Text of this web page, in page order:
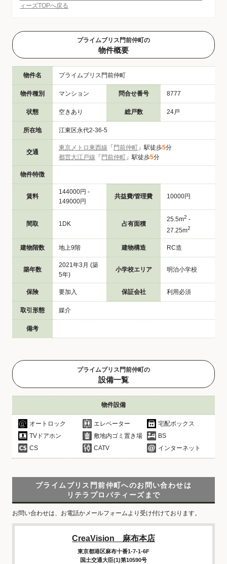
ィーズTOPへ戻る
プライムブリス門前仲町の
物件概要
物件名 プライムブリス門前仲町
物件種別 マンション 問合せ番号 8777
状態 空きあり 総戸数 24戸
所在地 江東区永代2-36-5
交通
東京メトロ東西線 「 門前仲町 」駅徒歩5分
都営大江戸線 「 門前仲町 」駅徒歩5分
物件特徴
賃料
144000円 -
149000円
共益費/管理費 10000円
間取 1DK 占有面積
25.5m2 -
27.25m2
建物階数 地上9階 建物構造 RC造
築年数
2021年3月 (築
5年)
小学校エリア 明治小学校
保険 要加入 保証会社 利用必須
取引形態 媒介
備考
プライムブリス門前仲町の
設備一覧
物件設備
オートロック エレベーター
宅配ボックス
TVドアホン
敷地内ゴミ置き場
BS
CS
CATV インターネット
プライムブリス門前仲町へのお問い合わせは
リテラプロパティーズまで
お問い合わせは、お電話かメールフォームより受け付けております。
CreaVision 麻布本店
東京都港区麻布十番1-7-1-6F
国土交通大臣(1)第10590号